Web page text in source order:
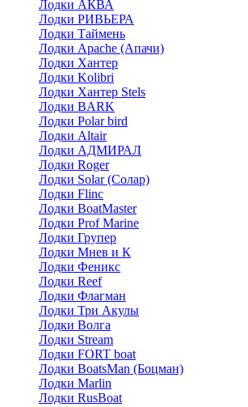
Лодки АКВА
Лодки РИВЬЕРА
Лодки Таймень
Лодки Apache (Апачи)
Лодки Хантер
Лодки Kolibri
Лодки Хантер Stels
Лодки BARK
Лодки Polar bird
Лодки Altair
Лодки АДМИРАЛ
Лодки Roger
Лодки Solar (Солар)
Лодки Flinc
Лодки BoatMaster
Лодки Prof Marine
Лодки Групер
Лодки Мнев и К
Лодки Феникс
Лодки Reef
Лодки Флагман
Лодки Три Акулы
Лодки Волга
Лодки Stream
Лодки FORT boat
Лодки BoatsMan (Боцман)
Лодки Marlin
Лодки RusBoat